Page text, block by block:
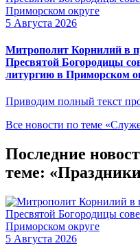
5 Августа 2026
Митрополит Корнилий в
Пресвятой Богородицы
литургию в Приморском
Приводим полный текст
Все новости по теме
Последние
теме:
5 Августа 2026